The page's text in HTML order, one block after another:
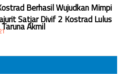
Berhasil Wujudkan Mimpi
Satjar Divif 2 Kostrad Lulus
Akmil